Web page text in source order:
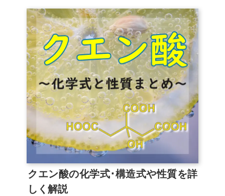
クエン酸の化学式･構造式や性質を詳
しく解説